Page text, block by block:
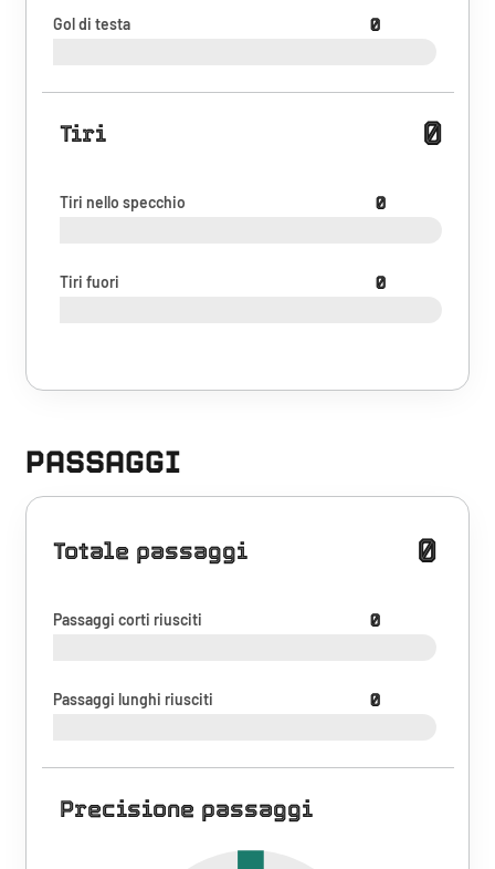
Gol di testa 0
Tiri 0
Tiri nello specchio 0
Tiri fuori 0
PASSAGGI
Totale passaggi 0
Passaggi corti riusciti 0
Passaggi lunghi riusciti 0
Precisione passaggi